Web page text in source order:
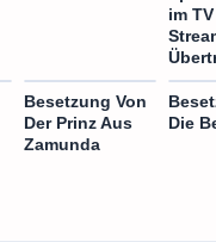
im
Besetzung Von
Der Prinz Aus
Zamunda
Die